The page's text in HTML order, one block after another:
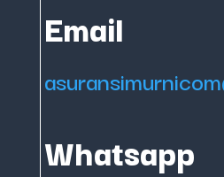
Email
Whatsapp